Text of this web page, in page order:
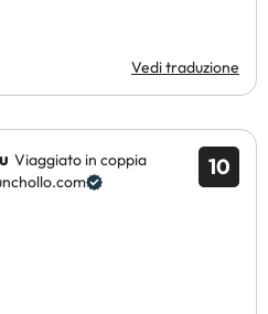
Vedi traduzione
10
Viaggiato in coppia